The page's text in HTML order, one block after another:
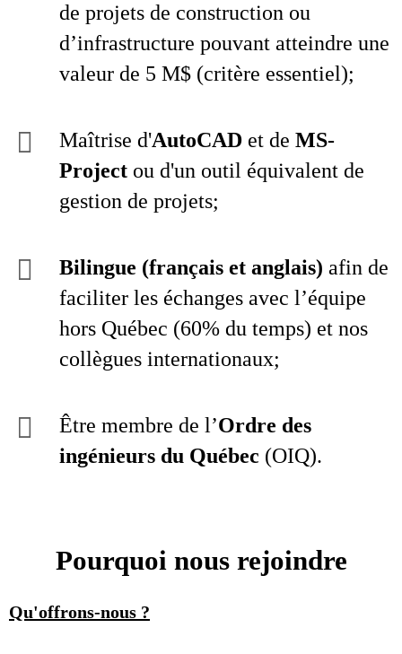
de projets de construction ou
d’infrastructure pouvant atteindre une
valeur de 5 M$ (critère essentiel);
Maîtrise d'AutoCAD et de MS-
Project ou d'un outil équivalent de
gestion de projets;
Bilingue (français et anglais) afin de
faciliter les échanges avec l’équipe
hors Québec (60% du temps) et nos
collègues internationaux;
Être membre de l’Ordre des
ingénieurs du Québec (OIQ).
Pourquoi nous rejoindre
Qu'offrons-nous ?